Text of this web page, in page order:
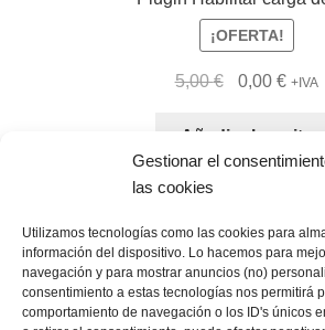
Gestionar el
las cookies
Utilizamos tecnologías como las cookies para
información del dispositivo. Lo hacemos para
navegación y para mostrar anuncios (no)
consentimiento a estas tecnologías nos permitirá
comportamiento de navegación o los ID's únicos
¡OFERTA!
5,00€
El
original
era:
0,00€El
es:
+IVA
Añadir al carrito
Mostrando 1–12 de 14